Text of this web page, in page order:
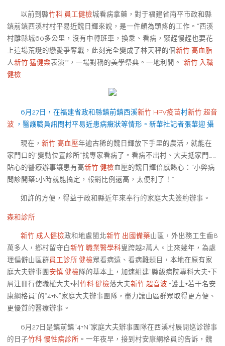
以前到縣竹科 員工健檢城看病拿藥，對于福建省南平市政和縣
鎮前鎮西溪村村平易近魏日輝來說，是一件頗為頭疼的工作。“西溪
村離縣城60多公里，沒有中轉班車，換乘、看病，緊趕慢趕也要花
上這場荒誕的戀愛爭奪戰，此刻完全變成了林天秤的個新竹 高血脂
人新竹 猛健樂表演**，一場對稱的美學祭典。一地利間。”新竹 入職
健檢
6月27日，在福建省政和縣鎮前鎮西溪新竹 HPV疫苗村新竹 超音
波 ，醫護職員訊問村平易近患病癥狀等情形。 新華社記者張華迎 攝
現在， 新竹 高血壓年逾古稀的魏日輝放下手里的農活，就能在
家門口的“變動位置診所”找專家看病了。看病不出村、大夫抵家門……
貼心的醫療辦事讓患有高新竹 健檢血壓的魏日輝倍感熱心：“小弊病
問診開藥1小時就能搞定，報銷比例還高，太便利了！”
如許的方便，得益于政和縣近年來奉行的家庭大夫簽約辦事。
森和診所
新竹 成人健檢政和地處閩北新竹 出國備藥山區，外出務工生齒8
萬多人，鄉村留守白新竹 職業醫學科叟跨越2萬人。比來幾年，為處
理偏僻山區群員工診所 健檢眾看病遠、看病難題目，本地在原有家
庭大夫辦事團安慎 健檢隊的基本上，加速組建“縣級病院專科大夫+下
層注冊行使職權大夫+村竹科 健檢落大夫新竹 超音波 +護士+若干名安
康網格員”的“4+N”家庭大夫辦事團隊，盡力讓山區群眾取得更方便、
更優質的醫療辦事。
6月27日是鎮前鎮“4+N”家庭大夫辦事團隊在西溪村展開巡診辦事
的日子竹科 慢性病診所 。一年夜早，接到村安康網格員的告訴，魏